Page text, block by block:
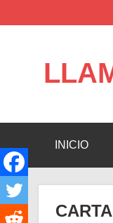
contenido
INICIO